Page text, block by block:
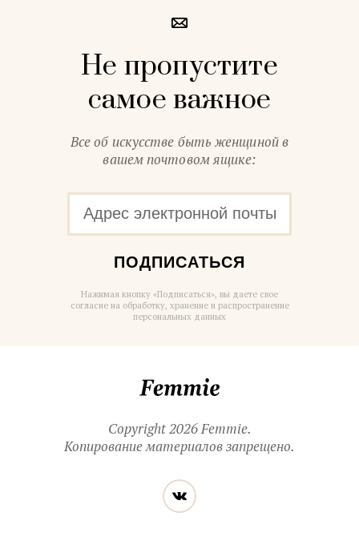
Не пропустите
самое важное
Все об искусстве быть женщиной в
вашем почтовом ящике:
ПОДПИСАТЬСЯ
Нажимая кнопку «Подписаться», вы даете свое
согласие на обработку, хранение и распространение
персональных данных
Copyright 2026 Femmie.
Копирование материалов запрещено.
Читайте
нас
в социальных